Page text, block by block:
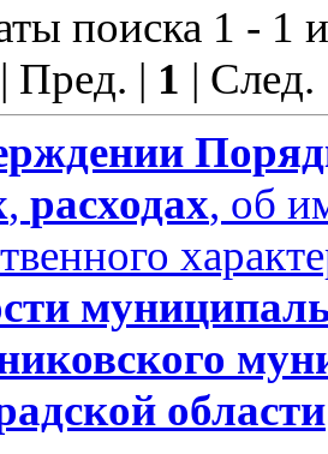
поиска 1 - 1
Пред. | 1 |
, расходах, об
области